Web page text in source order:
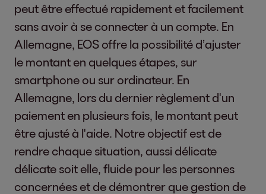
peut être effectué rapidement et facilement
sans avoir à se connecter à un compte. En
Allemagne, EOS offre la possibilité d’ajuster
le montant en quelques étapes, sur
smartphone ou sur ordinateur. En
Allemagne, lors du dernier règlement d'un
paiement en plusieurs fois, le montant peut
être ajusté à l'aide. Notre objectif est de
rendre chaque situation, aussi délicate
délicate soit elle, fluide pour les personnes
concernées et de démontrer que gestion de